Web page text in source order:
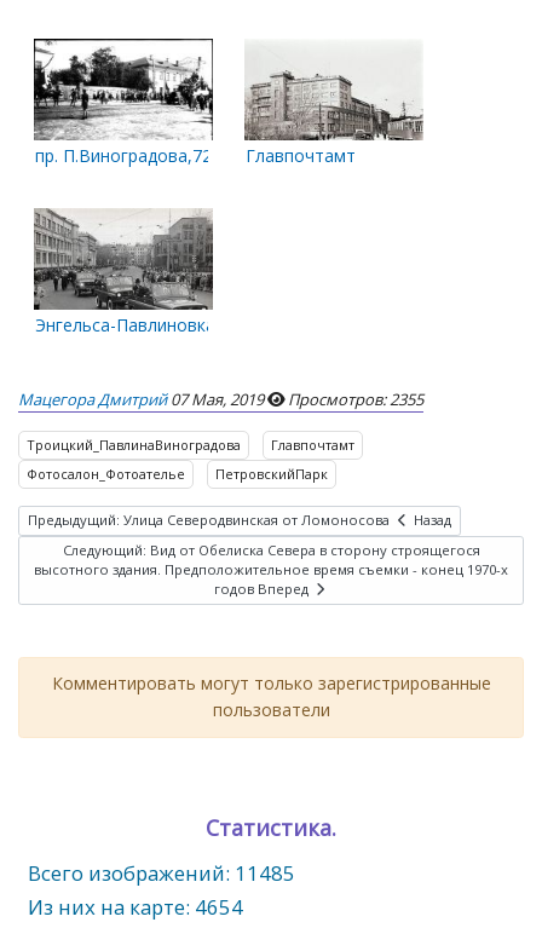
пр. П.Виноградова,72. Бывший дом А.П. Вахрамеева в 1920-х
Главпочтамт
Энгельса-Павлиновка
Мацегора Дмитрий 07 Мая, 2019 Просмотров: 2355
Троицкий_ПавлинаВиноградова
Главпочтамт
Фотосалон_Фотоателье
ПетровскийПарк
Предыдущий: Улица Северодвинская от Ломоносова
Назад
Следующий: Вид от Обелиска Севера в сторону строящегося
высотного здания. Предположительное время съемки - конец 1970-х
годов Вперед
Комментировать могут только зарегистрированные
пользователи
Статистика.
Всего изображений: 11485
Из них на карте: 4654